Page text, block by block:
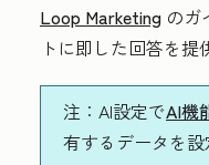
Loop Marketing のガ
トに即した回答を提
注 ：AI設定でAI機
有するデータを